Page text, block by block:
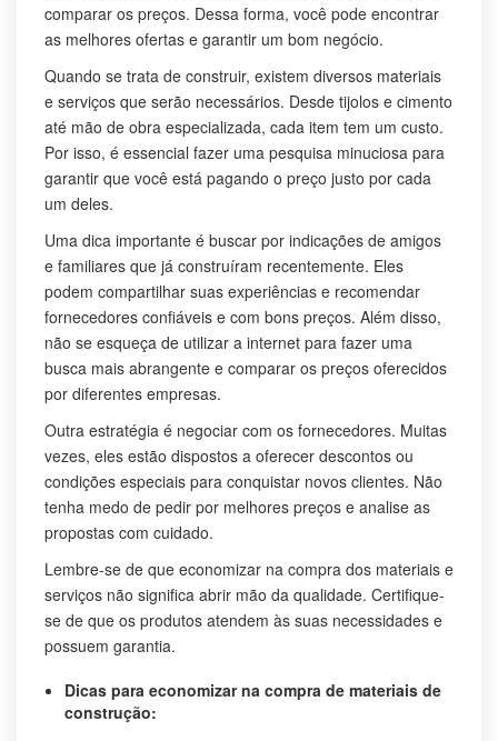
comparar os preços. Dessa forma, você pode encontrar
as melhores ofertas e garantir um bom negócio.
Quando se trata de construir, existem diversos materiais
e serviços que serão necessários. Desde tijolos e cimento
até mão de obra especializada, cada item tem um custo.
Por isso, é essencial fazer uma pesquisa minuciosa para
garantir que você está pagando o preço justo por cada
um deles.
Uma dica importante é buscar por indicações de amigos
e familiares que já construíram recentemente. Eles
podem compartilhar suas experiências e recomendar
fornecedores confiáveis e com bons preços. Além disso,
não se esqueça de utilizar a internet para fazer uma
busca mais abrangente e comparar os preços oferecidos
por diferentes empresas.
Outra estratégia é negociar com os fornecedores. Muitas
vezes, eles estão dispostos a oferecer descontos ou
condições especiais para conquistar novos clientes. Não
tenha medo de pedir por melhores preços e analise as
propostas com cuidado.
Lembre-se de que economizar na compra dos materiais e
serviços não significa abrir mão da qualidade. Certifique-
se de que os produtos atendem às suas necessidades e
possuem garantia.
Dicas para economizar na compra de materiais de
construção: